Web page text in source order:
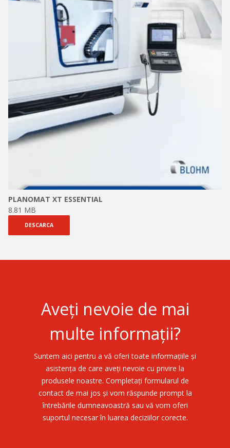
PLANOMAT XT ESSENTIAL
8.81 MB
DESCARCA
Aveți nevoie de mai
multe informații?
Suntem aici pentru a vă oferi toate informațiile și
asistența de care aveți nevoie cu privire la
produsele noastre. Completați formularul de
contact de mai jos și vom răspunde prompt la
întrebările dumneavoastră sau vă vom oferi
suportul necesar în luarea deciziilor corecte.